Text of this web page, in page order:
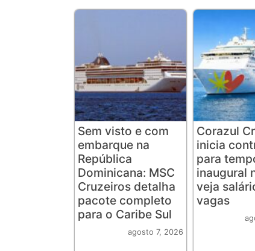
Sem visto e com
embarque na
República
Dominicana: MSC
Cruzeiros detalha
pacote completo
para o Caribe Sul
agosto 7, 2026
Corazul
inicia
para
inaugural
veja
vagas